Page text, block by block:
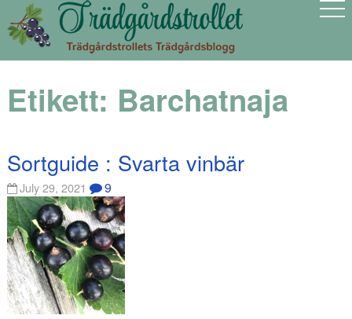
Etikett: Barchatnaja
Sortguide : Svarta vinbär
July 29, 2021 9